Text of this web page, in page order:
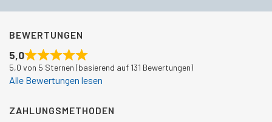
BEWERTUNGEN
5,0
5,0 von 5 Sternen (basierend auf 131 Bewertungen)
Alle Bewertungen lesen
ZAHLUNGSMETHODEN